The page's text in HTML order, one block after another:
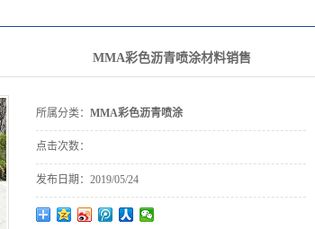
MMA彩色沥青喷涂材料销售
所属分类： MMA彩色沥青喷涂
点击次数：
发布日期： 2019/05/24